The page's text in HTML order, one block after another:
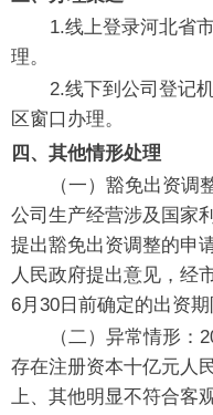
1.线上登录河北省市
理。
2.线下到公司登记机
区窗口办理。
四、其他情形处理
（一）豁免出资调整
公司生产经营涉及国家
提出豁免出资调整的申
人民政府提出意见，经
6月30日前确定的出资期
（二）异常情形：
存在注册资本十亿元人
上、其他明显不符合客